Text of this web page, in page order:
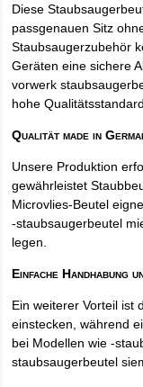
Diese
passgenauen Sitz
Staubsaugerzubehör
Geräten eine sichere
vorwerk
hohe
Qualität made in
Unsere Produktion
gewährleistet
Microvlies-Beutel
-staubsaugerbeutel
legen.
Einfache Handhabung
Ein weiterer Vorteil ist
einstecken, während
bei Modellen wie -
staubsaugerbeutel